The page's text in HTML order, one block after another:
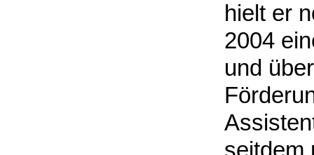
hielt er
2004
und
seitdem